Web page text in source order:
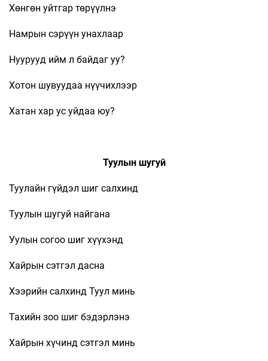
Хөнгөн уйтгар төрүүлнэ
Намрын сэрүүн унахлаар
Нуурууд ийм л байдаг уу?
Хотон шувуудаа нүүчихлээр
Хатан хар ус уйдаа юу?
Туулын шугуй
Туулайн гүйдэл шиг салхинд
Туулын шугуй найгана
Уулын согоо шиг хүүхэнд
Хайрын сэтгэл дасна
Хээрийн салхинд Туул минь
Тахийн зоо шиг бэдэрлэнэ
Хайрын хүчинд сэтгэл минь